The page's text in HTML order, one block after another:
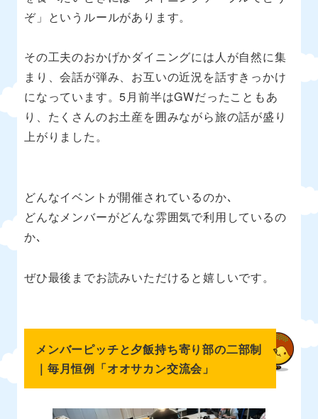
ぞ」というルールがあります。
その工夫のおかげかダイニングには人が自然に集
まり、会話が弾み、お互いの近況を話すきっかけ
になっています。5月前半はGWだったこともあ
り、たくさんのお土産を囲みながら旅の話が盛り
上がりました。
どんなイベントが開催されているのか､
どんなメンバーがどんな雰囲気で利用しているの
か､
ぜひ最後までお読みいただけると嬉しいです。
メンバーピッチと夕飯持ち寄り部の二部制
｜毎月恒例「オオサカン交流会」